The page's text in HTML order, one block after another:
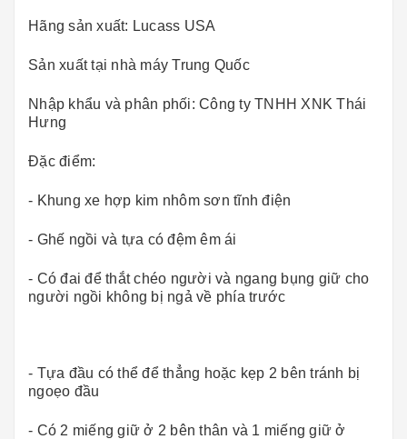
Hãng sản xuất: Lucass USA
Sản xuất tại nhà máy Trung Quốc
Nhập khẩu và phân phối: Công ty TNHH XNK Thái
Hưng
Đặc điểm:
- Khung xe hợp kim nhôm sơn tĩnh điện
- Ghế ngồi và tựa có đệm êm ái
- Có đai để thắt chéo người và ngang bụng giữ cho
người ngồi không bị ngả về phía trước
- Tựa đầu có thể để thẳng hoặc kẹp 2 bên tránh bị
ngoẹo đầu
- Có 2 miếng giữ ở 2 bên thân và 1 miếng giữ ở